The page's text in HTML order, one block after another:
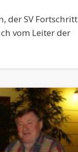
der SV Fortschritt
vom Leiter der